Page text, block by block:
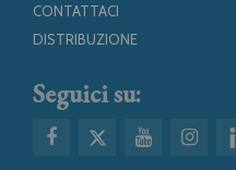
CONTATTACI
DISTRIBUZIONE
Seguici su: